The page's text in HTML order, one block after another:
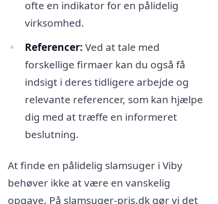
ofte en indikator for en pålidelig
virksomhed.
Referencer: Ved at tale med
forskellige firmaer kan du også få
indsigt i deres tidligere arbejde og
relevante referencer, som kan hjælpe
dig med at træffe en informeret
beslutning.
At finde en pålidelig slamsuger i Viby
behøver ikke at være en vanskelig
opgave. På slamsuger-pris.dk gør vi det